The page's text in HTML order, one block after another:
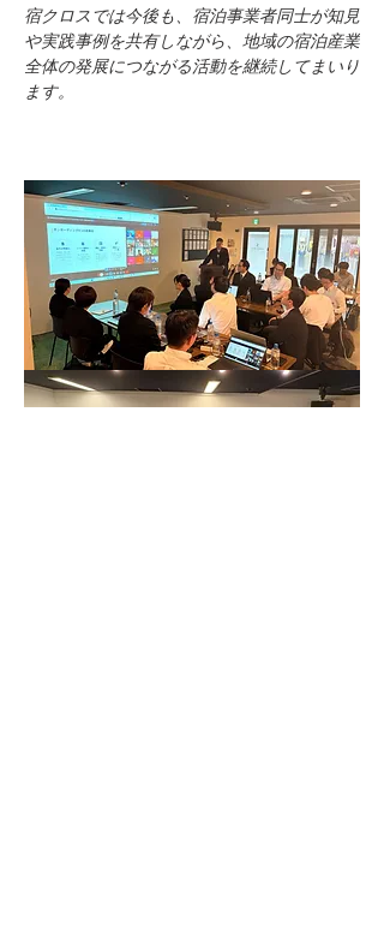
宿クロスでは今後も、宿泊事業者同士が知見
や実践事例を共有しながら、地域の宿泊産業
全体の発展につながる活動を継続してまいり
ます。